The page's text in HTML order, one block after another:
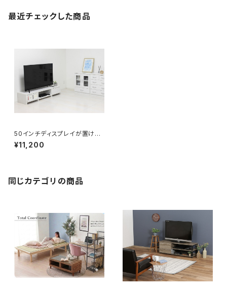
最近チェックした商品
50インチディスプレイが置け推
しグッズも並べられあるモダンT
V台
¥11,200
同じカテゴリの商品